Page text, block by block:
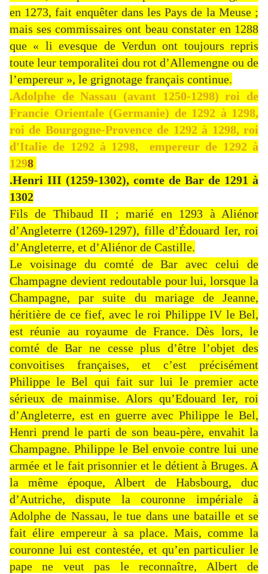
en 1273, fait enquêter dans les Pays de la Meuse ;
mais ses commissaires ont beau constater en 1288
que « li evesque de Verdun ont toujours repris
toute leur temporalitei dou rot d’Allemengne ou de
l’empereur », le grignotage français continue.
.Adolphe de Nassau (avant 1250-1298) roi de
Francie Orientale (Germanie) de 1292 à 1298,
roi de Bourgogne-Provence de 1292 à 1298, roi
d'Italie de 1292 à 1298, empereur de 1292 à
1298
.Henri III (1259-1302), comte de Bar de 1291 à
1302
Fils de Thibaud II ; marié en 1293 à Aliénor
d’Angleterre (1269-1297), fille d’Édouard Ier, roi
d’Angleterre, et d’Aliénor de Castille.
Le voisinage du comté de Bar avec celui de
Champagne devient redoutable pour lui, lorsque la
Champagne, par suite du mariage de Jeanne,
héritière de ce fief, avec le roi Philippe IV le Bel,
est réunie au royaume de France. Dès lors, le
comté de Bar ne cesse plus d’être l’objet des
convoitises françaises, et c’est précisément
Philippe le Bel qui fait sur lui le premier acte
sérieux de mainmise. Alors qu’Edouard Ier, roi
d’Angleterre, est en guerre avec Philippe le Bel,
Henri prend le parti de son beau-père, envahit la
Champagne. Philippe le Bel envoie contre lui une
armée et le fait prisonnier et le détient à Bruges. A
la même époque, Albert de Habsbourg, duc
d’Autriche, dispute la couronne impériale à
Adolphe de Nassau, le tue dans une bataille et se
fait élire empereur à sa place. Mais, comme la
couronne lui est contestée, et qu’en particulier le
pape ne veut pas le reconnaître, Albert de